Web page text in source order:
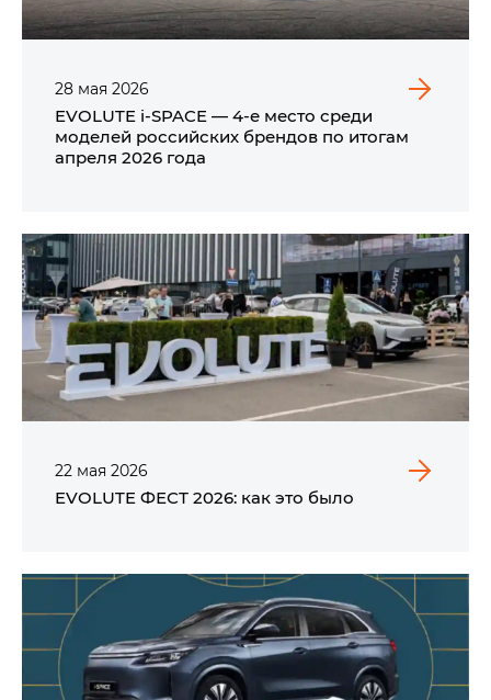
28 мая 2026
EVOLUTE i‑SPACE — 4-е место среди
моделей российских брендов по итогам
апреля 2026 года
22 мая 2026
EVOLUTE ФЕСТ 2026: как это было